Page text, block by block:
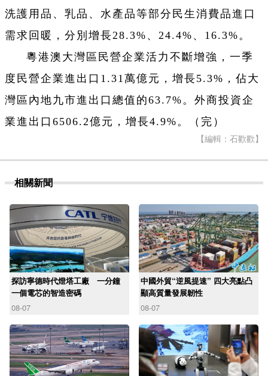
洗護用品、乳品、水產品等部分民生消費品進口
需求回暖，分別增長28.3%、24.4%、16.3%。
粵港澳大灣區民營企業活力不斷增強，一季
度民營企業進出口1.31萬億元，增長5.3%，佔大
灣區內地九市進出口總值的63.7%。外商投資企
業進出口6506.2億元，增長4.9%。（完）
【編輯：石歡歡】
相關新聞
探訪寧德時代燈塔工廠 一分鐘
一個電芯的智造密碼
08-07
中國外貿“逆風提速” 四大亮點凸
顯高質量發展韌性
08-07